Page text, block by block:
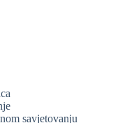
savjetovanju